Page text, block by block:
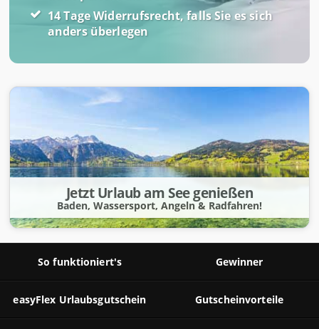
14 Tage Widerrufsrecht, falls Sie es sich
anders überlegen
Jetzt Urlaub am See genießen
Baden, Wassersport, Angeln & Radfahren!
So funktioniert's Gewinner
easyFlex Urlaubsgutschein Gutscheinvorteile